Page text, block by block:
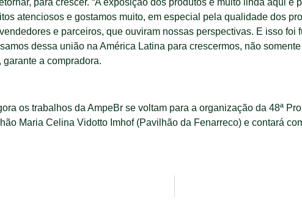
para crescer. “A exposição dos produtos é muito linda aqui
atenciosos e gostamos muito, em especial pela qualidade dos
e parceiros, que ouviram nossas perspectivas. E isso
dessa união na América Latina para crescermos, não
a compradora.
os trabalhos da AmpeBr se voltam para a organização da 48ª
Maria Celina Vidotto Imhof (Pavilhão da Fenarreco) e contará